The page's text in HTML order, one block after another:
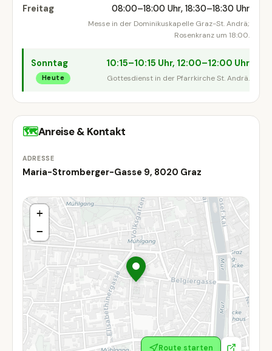
Freitag 08:00–18:00 Uhr, 18:30–18:30 Uhr
Messe in der Dominikuskapelle Graz-St. Andrä;
Rosenkranz um 18:00.
Sonntag
Heute
10:15–10:15 Uhr, 12:00–12:00 Uhr
Gottesdienst in der Pfarrkirche St. Andrä.
🗺Anreise & Kontakt
ADRESSE
Maria-Stromberger-Gasse 9, 8020 Graz
+
−
Route starten